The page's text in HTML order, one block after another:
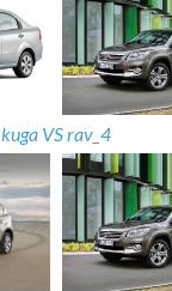
kuga VS rav_4